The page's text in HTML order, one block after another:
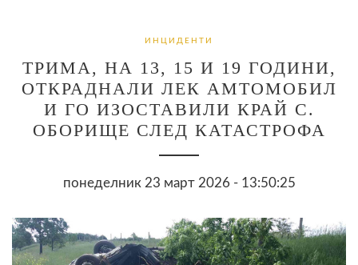
ИНЦИДЕНТИ
ТРИМА, НА 13, 15 И 19 ГОДИНИ,
ОТКРАДНАЛИ ЛЕК АМТОМОБИЛ
И ГО ИЗОСТАВИЛИ КРАЙ С.
ОБОРИЩЕ СЛЕД КАТАСТРОФА
понеделник 23 март 2026 - 13:50:25